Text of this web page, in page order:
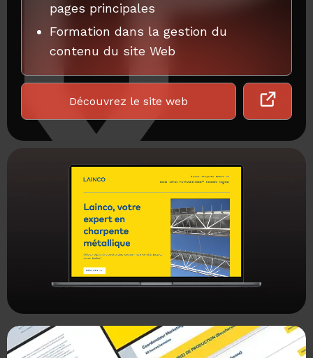
pages principales
Formation dans la gestion du
contenu du site Web
Découvrez le site web